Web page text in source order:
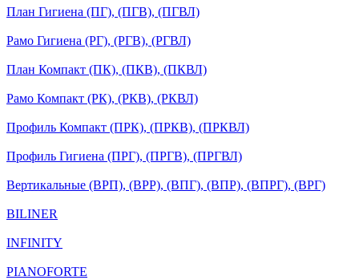
План Гигиена (ПГ), (ПГВ), (ПГВЛ)
Рамо Гигиена (РГ), (РГВ), (РГВЛ)
План Компакт (ПК), (ПКВ), (ПКВЛ)
Рамо Компакт (РК), (РКВ), (РКВЛ)
Профиль Компакт (ПРК), (ПРКВ), (ПРКВЛ)
Профиль Гигиена (ПРГ), (ПРГВ), (ПРГВЛ)
Вертикальные (ВРП), (ВРР), (ВПГ), (ВПР), (ВПРГ), (ВРГ)
BILINER
INFINITY
PIANOFORTE